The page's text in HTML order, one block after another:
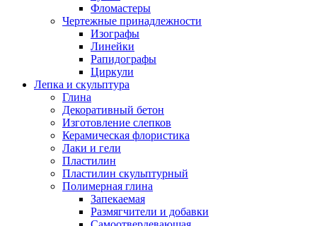
Фломастеры
Чертежные принадлежности
Изографы
Линейки
Рапидографы
Циркули
Лепка и скульптура
Глина
Декоративный бетон
Изготовление слепков
Керамическая флористика
Лаки и гели
Пластилин
Пластилин скульптурный
Полимерная глина
Запекаемая
Размягчители и добавки